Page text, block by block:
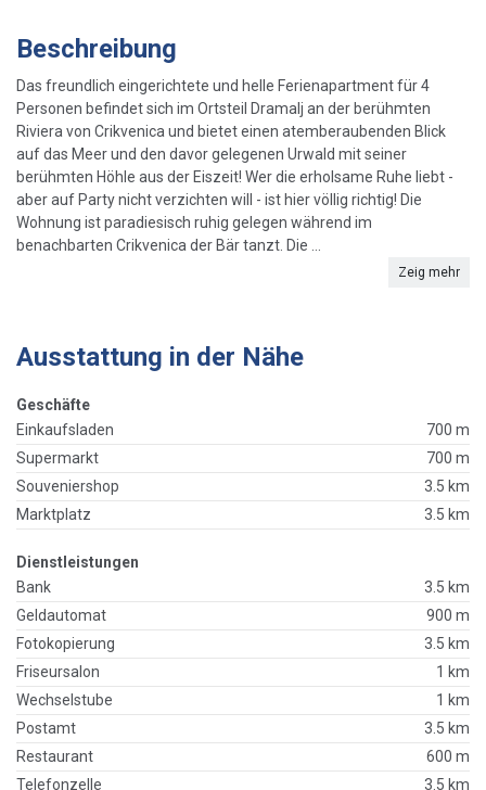
Beschreibung
Das freundlich eingerichtete und helle Ferienapartment für 4
Personen befindet sich im Ortsteil Dramalj an der berühmten
Riviera von Crikvenica und bietet einen atemberaubenden Blick
auf das Meer und den davor gelegenen Urwald mit seiner
berühmten Höhle aus der Eiszeit! Wer die erholsame Ruhe liebt -
aber auf Party nicht verzichten will - ist hier völlig richtig! Die
Wohnung ist paradiesisch ruhig gelegen während im
benachbarten Crikvenica der Bär tanzt. Die ...
Zeig mehr
Ausstattung in der Nähe
Geschäfte
Einkaufsladen
700 m
Supermarkt
700 m
Souveniershop
3.5 km
Marktplatz
3.5 km
Dienstleistungen
Bank
3.5 km
Geldautomat
900 m
Fotokopierung
3.5 km
Friseursalon
1 km
Wechselstube
1 km
Postamt
3.5 km
Restaurant
600 m
Telefonzelle
3.5 km